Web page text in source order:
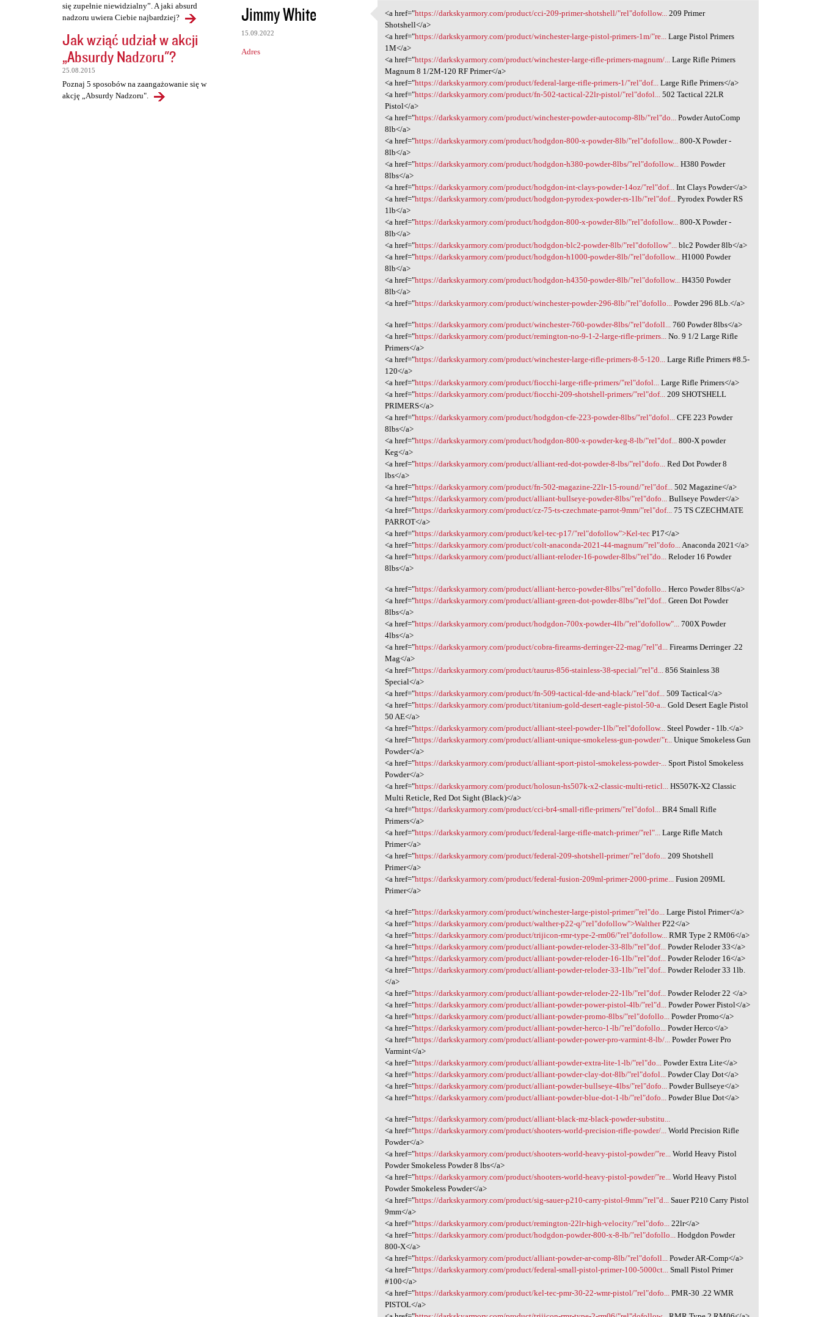
się zupełnie niewidzialny”. A jaki absurd
nadzoru uwiera Ciebie najbardziej?
Jak wziąć udział w akcji
„Absurdy Nadzoru"?
25.08.2015
Poznaj 5 sposobów na zaangażowanie się w
akcję „Absurdy Nadzoru".
Jimmy White
15.09.2022
Adres
<a href="https:/
<a href="https://darkskyarmory.com/product/cci-209-primer-shotshell/"rel"dofollow... 209 Primer
Shotshell</a>
<a href="https://darkskyarmory.com/product/winchester-large-pistol-primers-1m/"re... Large Pistol Primers
1M</a>
<a href="https://darkskyarmory.com/product/winchester-large-rifle-primers-magnum/... Large Rifle Primers
Magnum 8 1/2M-120 RF Primer</a>
<a href="https://darkskyarmory.com/product/federal-large-rifle-primers-1/"rel"dof... Large Rifle Primers</a>
<a href="https://darkskyarmory.com/product/fn-502-tactical-22lr-pistol/"rel"dofol... 502 Tactical 22LR
Pistol</a>
<a href="https://darkskyarmory.com/product/winchester-powder-autocomp-8lb/"rel"do... Powder AutoComp
8lb</a>
<a href="https://darkskyarmory.com/product/hodgdon-800-x-powder-8lb/"rel"dofollow... 800-X Powder -
8lb</a>
<a href="https://darkskyarmory.com/product/hodgdon-h380-powder-8lbs/"rel"dofollow... H380 Powder
8lbs</a>
<a href="https://darkskyarmory.com/product/hodgdon-int-clays-powder-14oz/"rel"dof... Int Clays Powder</a>
<a href="https://darkskyarmory.com/product/hodgdon-pyrodex-powder-rs-1lb/"rel"dof... Pyrodex Powder RS
1lb</a>
<a href="https://darkskyarmory.com/product/hodgdon-800-x-powder-8lb/"rel"dofollow... 800-X Powder -
8lb</a>
<a href="https://darkskyarmory.com/product/hodgdon-blc2-powder-8lb/"rel"dofollow"... blc2 Powder 8lb</a>
<a href="https://darkskyarmory.com/product/hodgdon-h1000-powder-8lb/"rel"dofollow... H1000 Powder
8lb</a>
<a href="https://darkskyarmory.com/product/hodgdon-h4350-powder-8lb/"rel"dofollow... H4350 Powder
8lb</a>
<a href="https://darkskyarmory.com/product/winchester-powder-296-8lb/"rel"dofollo... Powder 296 8Lb.</a>
<a href="https://darkskyarmory.com/product/winchester-760-powder-8lbs/"rel"dofoll...
760 Powder 8lbs</a>
<a href="https://darkskyarmory.com/product/remington-no-9-1-2-large-rifle-primers...
No. 9 1/2 Large Rifle
Primers</a>
<a href="https://darkskyarmory.com/product/winchester-large-rifle-primers-8-5-120...
Large Rifle Primers #8.5-
120</a>
<a href="https://darkskyarmory.com/product/fiocchi-large-rifle-primers/"rel"dofol...
Large Rifle Primers</a>
<a href="https://darkskyarmory.com/product/fiocchi-209-shotshell-primers/"rel"dof...
209 SHOTSHELL
PRIMERS</a>
<a href="https://darkskyarmory.com/product/hodgdon-cfe-223-powder-8lbs/"rel"dofol...
CFE 223 Powder
8lbs</a>
<a href="https://darkskyarmory.com/product/hodgdon-800-x-powder-keg-8-lb/"rel"dof...
800-X powder
Keg</a>
<a href="https://darkskyarmory.com/product/alliant-red-dot-powder-8-lbs/"rel"dofo...
Red Dot Powder 8
lbs</a>
<a href="https://darkskyarmory.com/product/fn-502-magazine-22lr-15-round/"rel"dof...
502 Magazine</a>
<a href="https://darkskyarmory.com/product/alliant-bullseye-powder-8lbs/"rel"dofo...
Bullseye Powder</a>
<a href="https://darkskyarmory.com/product/cz-75-ts-czechmate-parrot-9mm/"rel"dof...
75 TS CZECHMATE
PARROT</a>
<a href="https://darkskyarmory.com/product/kel-tec-p17/"rel"dofollow">Kel-tec P17</a>
<a href="https://darkskyarmory.com/product/colt-anaconda-2021-44-magnum/"rel"dofo...
Anaconda 2021</a>
<a href="https://darkskyarmory.com/product/alliant-reloder-16-powder-8lbs/"rel"do...
Reloder 16 Powder
8lbs</a>
<a href="https://darkskyarmory.com/product/alliant-herco-powder-8lbs/"rel"dofollo... Herco Powder 8lbs</a>
<a href="https://darkskyarmory.com/product/alliant-green-dot-powder-8lbs/"rel"dof... Green Dot Powder
8lbs</a>
<a href="https://darkskyarmory.com/product/hodgdon-700x-powder-4lb/"rel"dofollow"... 700X Powder
4lbs</a>
<a href="https://darkskyarmory.com/product/cobra-firearms-derringer-22-mag/"rel"d... Firearms Derringer .22
Mag</a>
<a href="https://darkskyarmory.com/product/taurus-856-stainless-38-special/"rel"d... 856 Stainless 38
Special</a>
<a href="https://darkskyarmory.com/product/fn-509-tactical-fde-and-black/"rel"dof... 509 Tactical</a>
<a href="https://darkskyarmory.com/product/titanium-gold-desert-eagle-pistol-50-a... Gold Desert Eagle Pistol
50 AE</a>
<a href="https://darkskyarmory.com/product/alliant-steel-powder-1lb/"rel"dofollow... Steel Powder - 1lb.</a>
<a href="https://darkskyarmory.com/product/alliant-unique-smokeless-gun-powder/"r... Unique Smokeless Gun
Powder</a>
<a href="https://darkskyarmory.com/product/alliant-sport-pistol-smokeless-powder-... Sport Pistol Smokeless
Powder</a>
<a href="https://darkskyarmory.com/product/holosun-hs507k-x2-classic-multi-reticl... HS507K-X2 Classic
Multi Reticle, Red Dot Sight (Black)</a>
<a href="https://darkskyarmory.com/product/cci-br4-small-rifle-primers/"rel"dofol... BR4 Small Rifle
Primers</a>
<a href="https://darkskyarmory.com/product/federal-large-rifle-match-primer/"rel"... Large Rifle Match
Primer</a>
<a href="https://darkskyarmory.com/product/federal-209-shotshell-primer/"rel"dofo... 209 Shotshell
Primer</a>
<a href="https://darkskyarmory.com/product/federal-fusion-209ml-primer-2000-prime... Fusion 209ML
Primer</a>
<a href="https://darkskyarmory.com/product/winchester-large-pistol-primer/"rel"do...
Large Pistol Primer</a>
<a href="https://darkskyarmory.com/product/walther-p22-q/"rel"dofollow">WaltherP22</a>
<a href="https://darkskyarmory.com/product/trijicon-rmr-type-2-rm06/"rel"dofollow...
RMR Type 2 RM06</a>
<a href="https://darkskyarmory.com/product/alliant-powder-reloder-33-8lb/"rel"dof...
Powder Reloder 33</a>
<a href="https://darkskyarmory.com/product/alliant-powder-reloder-16-1lb/"rel"dof...
Powder Reloder 16</a>
<a href="https://darkskyarmory.com/product/alliant-powder-reloder-33-1lb/"rel"dof...
Powder Reloder 33 1lb.
</a>
<a href="https://darkskyarmory.com/product/alliant-powder-reloder-22-1lb/"rel"dof...
Powder Reloder 22 </a>
<a href="https://darkskyarmory.com/product/alliant-powder-power-pistol-4lb/"rel"d...
Powder Power Pistol</a>
<a href="https://darkskyarmory.com/product/alliant-powder-promo-8lbs/"rel"dofollo...
Powder Promo</a>
<a href="https://darkskyarmory.com/product/alliant-powder-herco-1-lb/"rel"dofollo...
Powder Herco</a>
<a href="https://darkskyarmory.com/product/alliant-powder-power-pro-varmint-8-lb/...
Powder Power Pro
Varmint</a>
<a href="https://darkskyarmory.com/product/alliant-powder-extra-lite-1-lb/"rel"do...
Powder Extra Lite</a>
<a href="https://darkskyarmory.com/product/alliant-powder-clay-dot-8lb/"rel"dofol...
Powder Clay Dot</a>
<a href="https://darkskyarmory.com/product/alliant-powder-bullseye-4lbs/"rel"dofo...
Powder Bullseye</a>
<a href="https://darkskyarmory.com/product/alliant-powder-blue-dot-1-lb/"rel"dofo... Powder Blue Dot</a>
<a href="https://darkskyarmory.com/product/alliant-black-mz-black-powder-substitu...
<a href="https://darkskyarmory.com/product/shooters-world-precision-rifle-powder/...
World Precision Rifle
Powder</a>
<a href="https://darkskyarmory.com/product/shooters-world-heavy-pistol-powder/"re...
World Heavy Pistol
Powder Smokeless Powder 8 lbs</a>
<a href="https://darkskyarmory.com/product/shooters-world-heavy-pistol-powder/"re...
World Heavy Pistol
Powder Smokeless Powder</a>
<a href="https://darkskyarmory.com/product/sig-sauer-p210-carry-pistol-9mm/"rel"d...
Sauer P210 Carry Pistol
9mm</a>
<a href="https://darkskyarmory.com/product/remington-22lr-high-velocity/"rel"dofo...
22lr</a>
<a href="https://darkskyarmory.com/product/hodgdon-powder-800-x-8-lb/"rel"dofollo...
Hodgdon Powder
800-X</a>
<a href="https://darkskyarmory.com/product/alliant-powder-ar-comp-8lb/"rel"dofoll...
Powder AR-Comp</a>
<a href="https://darkskyarmory.com/product/federal-small-pistol-primer-100-5000ct...
Small Pistol Primer
#100</a>
<a href="https://darkskyarmory.com/product/kel-tec-pmr-30-22-wmr-pistol/"rel"dofo...
PMR-30 .22 WMR
PISTOL</a>